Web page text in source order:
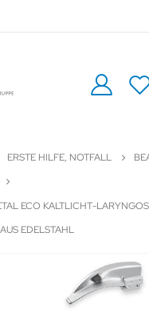
ERSTE HILFE, NOTFALL
ECO KALTLICHT-
EDELSTAHL